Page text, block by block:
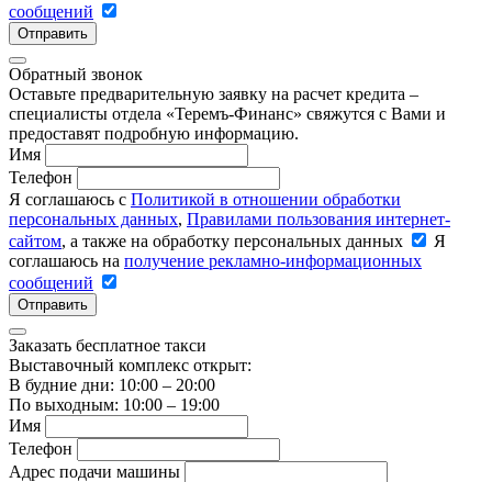
сообщений
Отправить
Обратный звонок
Оставьте предварительную заявку на расчет кредита –
специалисты отдела «Теремъ-Финанс» свяжутся с Вами и
предоставят подробную информацию.
Имя
Телефон
Я соглашаюсь с Политикой в отношении обработки
персональных данных, Правилами пользования интернет-
сайтом, а также на обработку персональных данных
Я
соглашаюсь на получение рекламно-информационных
сообщений
Отправить
Заказать бесплатное такси
Выставочный комплекс открыт:
В будние дни: 10:00 – 20:00
По выходным: 10:00 – 19:00
Имя
Телефон
Адрес подачи машины